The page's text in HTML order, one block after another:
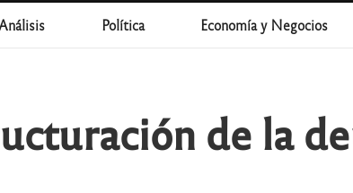
Política Economía y Negocios
de la